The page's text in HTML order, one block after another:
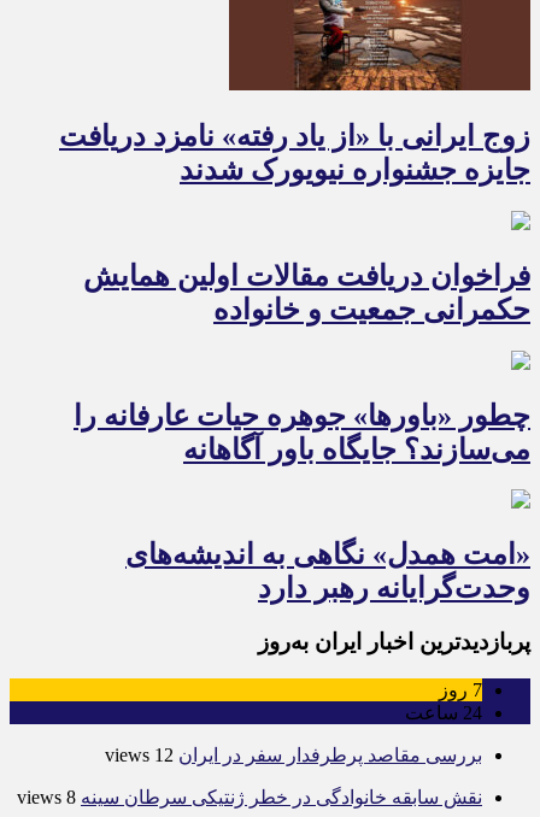
زوج ایرانی با «از یاد رفته» نامزد دریافت
جایزه جشنواره نیویورک شدند
فراخوان دریافت مقالات اولین همایش
حکمرانی جمعیت و خانواده
چطور «باورها» جوهره حیات عارفانه را
می‌سازند؟ جایگاه باور آگاهانه
«امت همدل» نگاهی به اندیشه‌های
وحدت‌گرایانه رهبر دارد
پربازدیدترین اخبار ایران به‌روز
7 روز
24 ساعت
بررسی مقاصد پرطرفدار سفر در ایران 12 views
نقش سابقه خانوادگی در خطر ژنتیکی سرطان سینه 8 views